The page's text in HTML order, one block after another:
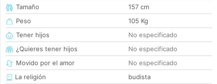
Tamaño
157 cm
Peso
105 Kg
Tener hijos
No especificado
¿Quieres tener hijos
No especificado
Movido por el amor
No especificado
La religión
budista